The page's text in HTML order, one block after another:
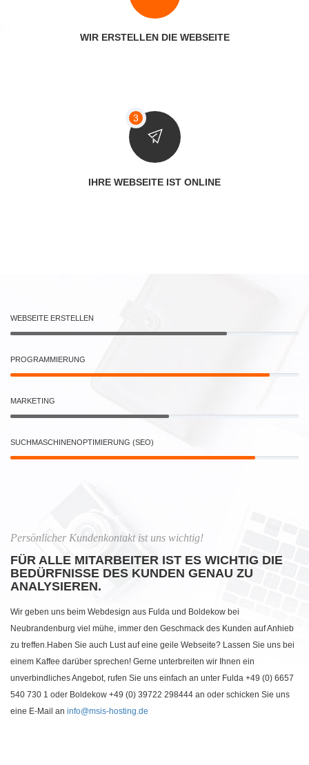
WIR ERSTELLEN DIE WEBSEITE
IHRE WEBSEITE IST ONLINE
WEBSEITE ERSTELLEN
PROGRAMMIERUNG
MARKETING
SUCHMASCHINENOPTIMIERUNG (SEO)
Persönlicher Kundenkontakt ist uns wichtig!
FÜR ALLE MITARBEITER IST ES WICHTIG DIE
BEDÜRFNISSE DES KUNDEN GENAU ZU
ANALYSIEREN.
Wir geben uns beim Webdesign aus Fulda und Boldekow bei
Neubrandenburg viel mühe, immer den Geschmack des Kunden auf Anhieb
zu treffen.Haben Sie auch Lust auf eine geile Webseite? Lassen Sie uns bei
einem Kaffee darüber sprechen! Gerne unterbreiten wir Ihnen ein
unverbindliches Angebot, rufen Sie uns einfach an unter Fulda +49 (0) 6657
540 730 1 oder Boldekow +49 (0) 39722 298444 an oder schicken Sie uns
eine E-Mail an info@msis-hosting.de